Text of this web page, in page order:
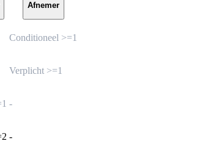
Afnemer
Conditioneel >=1
Verplicht >=1
-
-